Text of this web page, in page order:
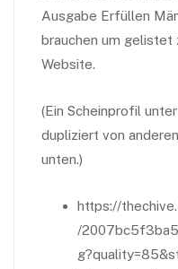
Ausgabe Erfüllen
brauchen um
Website.
(Ein Scheinprofil
dupliziert von
unten.)
https://
/